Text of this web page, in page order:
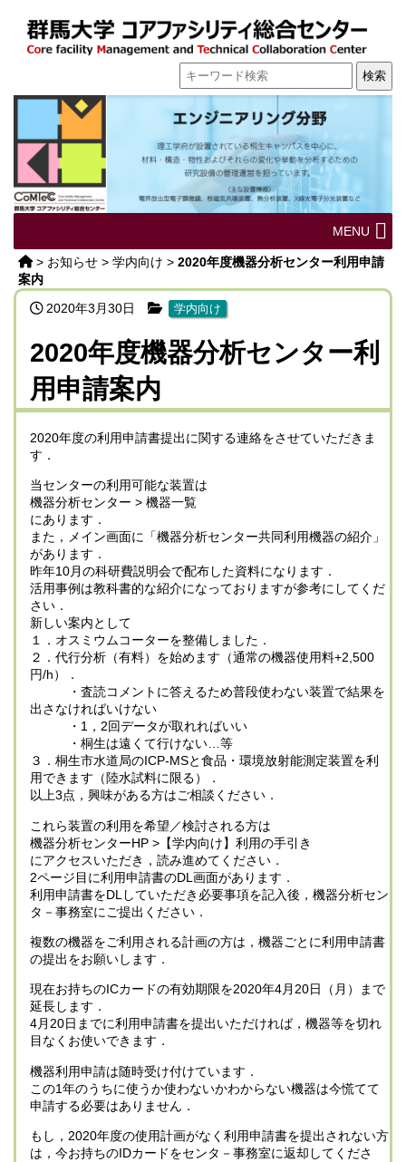
MENU
> お知らせ > 学内向け > 2020年度機器分析センター利用申請
案内
2020年3月30日
学内向け
2020年度機器分析センター利
用申請案内
2020年度の利用申請書提出に関する連絡をさせていただきま
す．
当センターの利用可能な装置は
機器分析センター > 機器一覧
にあります．
また，メイン画面に「機器分析センター共同利用機器の紹介」
があります．
昨年10月の科研費説明会で配布した資料になります．
活用事例は教科書的な紹介になっておりますが参考にしてくだ
さい．
新しい案内として
１．オスミウムコーターを整備しました．
２．代行分析（有料）を始めます（通常の機器使用料+2,500
円/h）．
・査読コメントに答えるため普段使わない装置で結果を
出さなければいけない
・1，2回データが取れればいい
・桐生は遠くて行けない…等
３．桐生市水道局のICP-MSと食品・環境放射能測定装置を利
用できます（陸水試料に限る）．
以上3点，興味がある方はご相談ください．
これら装置の利用を希望／検討される方は
機器分析センターHP >【学内向け】利用の手引き
にアクセスいただき，読み進めてください．
2ページ目に利用申請書のDL画面があります．
利用申請書をDLしていただき必要事項を記入後，機器分析セン
タ－事務室にご提出ください．
複数の機器をご利用される計画の方は，機器ごとに利用申請書
の提出をお願いします．
現在お持ちのICカードの有効期限を2020年4月20日（月）まで
延長します．
4月20日までに利用申請書を提出いただければ，機器等を切れ
目なくお使いできます．
機器利用申請は随時受け付けています．
この1年のうちに使うか使わないかわからない機器は今慌てて
申請する必要はありません．
もし，2020年度の使用計画がなく利用申請書を提出されない方
は，今お持ちのIDカードをセンタ－事務室に返却してくださ